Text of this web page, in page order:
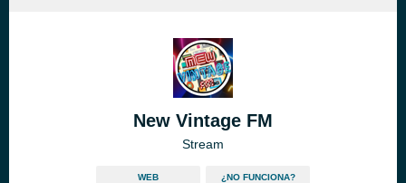
New Vintage FM
Stream
WEB ¿NO FUNCIONA?